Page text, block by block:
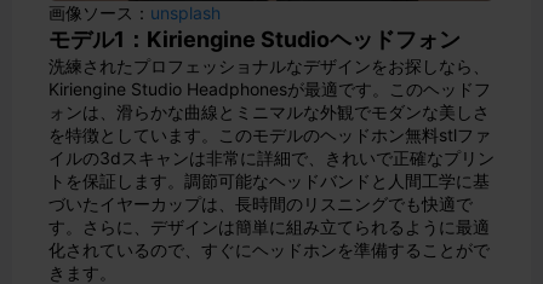
画像ソース： unsplash
モデル1：Kiriengine Studioヘッドフォン
洗練されたプロフェッショナルなデザインをお探しなら、
Kiriengine Studio Headphonesが最適です。このヘッドフ
ォンは、滑らかな曲線とミニマルな外観でモダンな美しさ
を特徴としています。このモデルのヘッドホン無料stlファ
イルの3dスキャンは非常に詳細で、きれいで正確なプリン
トを保証します。調節可能なヘッドバンドと人間工学に基
づいたイヤーカップは、長時間のリスニングでも快適で
す。さらに、デザインは簡単に組み立てられるように最適
化されているので、すぐにヘッドホンを準備することがで
きます。